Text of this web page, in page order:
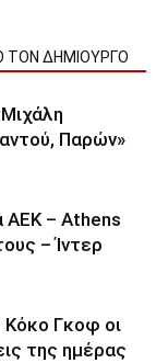
ΤΟΝ ΔΗΜΙΟΥΡΓΟ
Παρών»
ΑΕΚ – Athens
– Ίντερ
Γκοφ οι
της ημέρας